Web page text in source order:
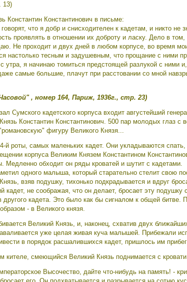
13)
Константин Константинович в письме:
что я добр и снисходителен к кадетам, и никто не
проявлять в отношении их доброту и ласку. Дело в
Не проходит и двух дней в любом корпусе, во время
настолько тесным и задушевным, что прощание с ними
утра, я начинаю томиться предстоящей разлукой с ними
самые большие, плачут при расстовании со мной
, номер 164, Париж, 1936г., стр. 23)
Сумского кадетского корпуса входит августейший
Константин Константинович. 500 пар молодых глаз
фигуру Великого Князя...
й роты, самых маленьких кадет. Они укладываются спать,
корпуса Великим Князем Константином
Медленно обходит он ряды кроватей и шутит с кадетами.
одного малыша, который старательно стелит свою
взяв подушку, тихонько подкрадывается и вдруг
кадет, не соображая, что он делает, бросает эту подушку
другого кадета. Это было как бы сигналом к общей
- в Великого князя.
Великий Князь, и, наконец, схватив двух
уже целая живая куча малышей. Прибежали
в порядок расшалившихся кадет, пришлось им
кителе, смеющийся Великий Князь поднимается с кровати
Высочество, дайте что-нибудь на память! -